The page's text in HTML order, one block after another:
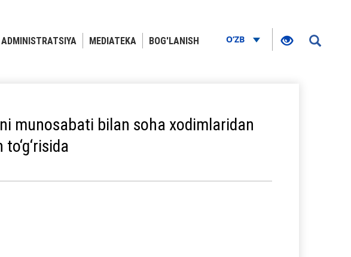
ADMINISTRATSIYA MEDIATEKA BOG'LANISH O‘ZB
munosabati bilan soha xodimlaridan